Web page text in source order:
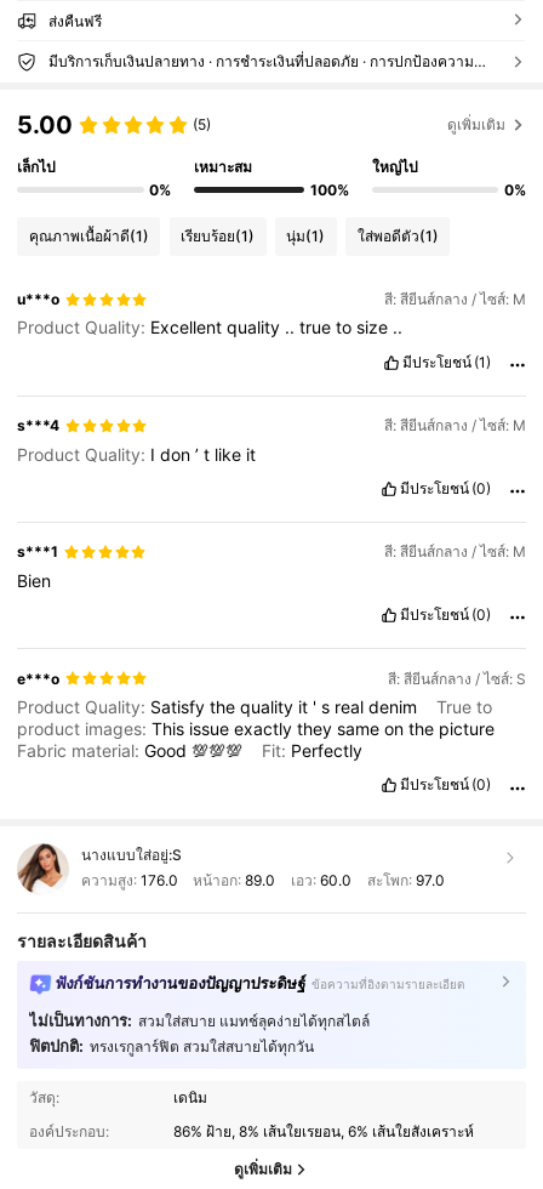
ส่งคืนฟรี
มีบริการเก็บเงินปลายทาง · การชำระเงินที่ปลอดภัย · การปกป้องความเป็นส่วนตัว
5.00 (5) ดูเพิ่มเติม
เล็กไป
0%
เหมาะสม
100%
ใหญ่ไป
0%
คุณภาพเนื้อผ้าดี(1) เรียบร้อย(1) นุ่ม(1) ใส่พอดีตัว(1)
u***o สี: สียีนส์กลาง / ไซส์: M
Product Quality: Excellentquality ..truetosize ..
มีประโยชน์ (1)
s***4 สี: สียีนส์กลาง / ไซส์: M
Product Quality: Idon’t like it
มีประโยชน์ (0)
s***1 สี: สียีนส์กลาง / ไซส์: M
Bien
มีประโยชน์ (0)
e***o สี: สียีนส์กลาง / ไซส์: S
Product Quality: Satisfythequality it 's realdenim
True to
product images:This issueexactlytheysameonthe picture
Fabric material:Good💯💯💯 Fit: Perfectly
มีประโยชน์ (0)
นางแบบใส่อยู่:S
ความสูง: 176.0 หน้าอก:89.0 เอว: 60.0 สะโพก: 97.0
รายละเอียดสินค้า
ฟังก์ชันการทำงานของปัญญาประดิษฐ์ ข้อความที่อิงตามรายละเอียด
ไม่เป็นทางการ: สวมใส่สบาย แมทช์ลุคง่ายได้ทุกสไตล์
ฟิตปกติ: ทรงเรกูลาร์ฟิต สวมใส่สบายได้ทุกวัน
วัสดุ:
เดนิม
องค์ประกอบ:
86% ฝ้าย, 8% เส้นใยเรยอน, 6% เส้นใยสังเคราะห์
ดูเพิ่มเติม
281K ผู้ติดตาม
281K ผู้ติดตาม